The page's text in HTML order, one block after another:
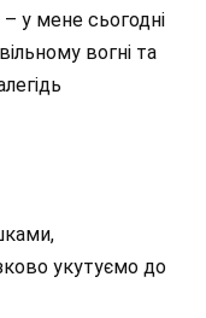
у мене сьогодні
вогні та
укутуємо до